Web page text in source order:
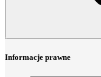
Informacje prawne